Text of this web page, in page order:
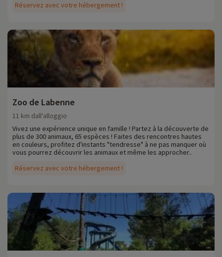
Réservez avec votre hébergement !
Zoo de Labenne
Réservez avec votre hébergement !
11 km dall'alloggio
Vivez une expérience unique en famille ! Partez à la découverte de
plus de 300 animaux, 65 espèces ! Faites des rencontres hautes
en couleurs, profitez d'instants "tendresse" à ne pas manquer où
vous pourrez découvrir les animaux et même les approcher..